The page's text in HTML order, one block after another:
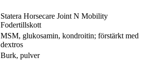
Statera Horsecare Joint N Mobility
Fodertillskott
MSM, glukosamin, kondroitin; förstärkt med
dextros
Burk, pulver